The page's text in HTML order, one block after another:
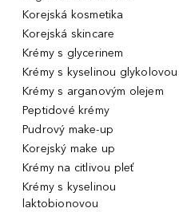
Korejská kosmetika
Korejská skincare
Krémy s glycerinem
Krémy s kyselinou glykolovou
Krémy s arganovým olejem
Peptidové krémy
Pudrový make-up
Korejský make up
Krémy na citlivou pleť
Krémy s kyselinou
laktobionovou